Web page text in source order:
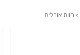
> חוות אורליה